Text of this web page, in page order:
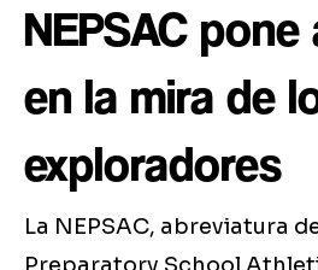
NEPSAC
en la mira de
exploradores
La NEPSAC, abreviatura